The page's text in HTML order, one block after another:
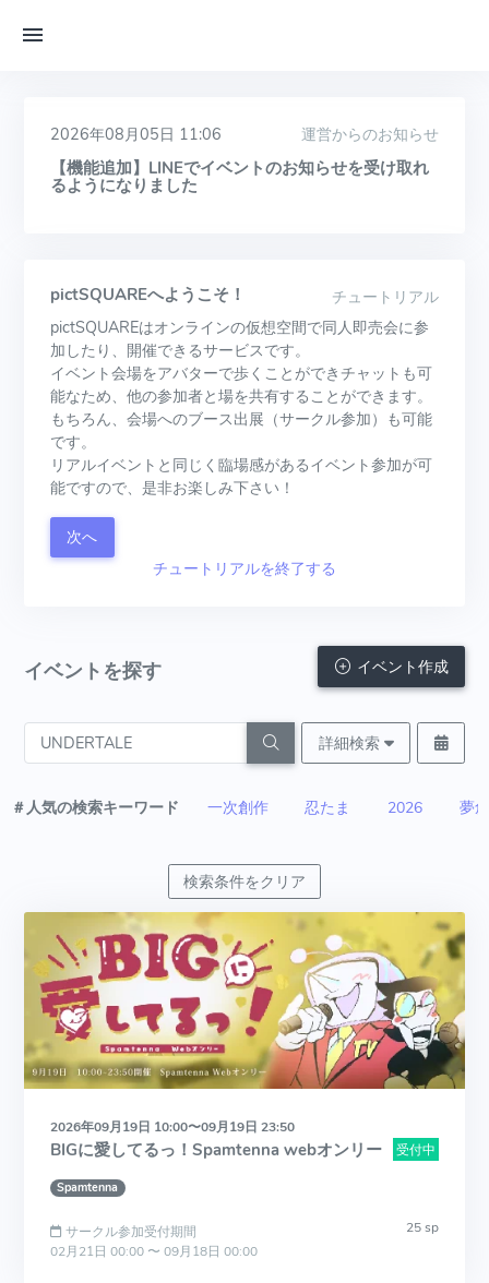
運営からのお知らせ
2026年08月05日 11:06
【機能追加】LINEでイベントのお知らせを受け取れ
るようになりました
チュートリアル
pictSQUAREへようこそ！
pictSQUAREはオンラインの仮想空間で同人即売会に参
加したり、開催できるサービスです。
イベント会場をアバターで歩くことができチャットも可
能なため、他の参加者と場を共有することができます。
もちろん、会場へのブース出展（サークル参加）も可能
です。
リアルイベントと同じく臨場感があるイベント参加が可
能ですので、是非お楽しみ下さい！
次へ
チュートリアルを終了する
イベントを探す イベント作成
詳細検索
＃人気の検索キーワード 一次創作 忍たま 2026 夢
検索条件をクリア
2026年09月19日 10:00〜09月19日 23:50
受付中
BIGに愛してるっ！Spamtenna webオンリー
Spamtenna
25 sp
サークル参加受付期間
02月21日 00:00 〜 09月18日 00:00